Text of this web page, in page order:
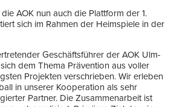
AOK nun auch die Plattform der 1.
sich im Rahmen der Heimspiele in der
Geschäftsführer der AOK Ulm-
dem Thema Prävention aus voller
Projekten verschrieben. Wir erleben
in unserer Kooperation als sehr
Partner. Die Zusammenarbeit ist